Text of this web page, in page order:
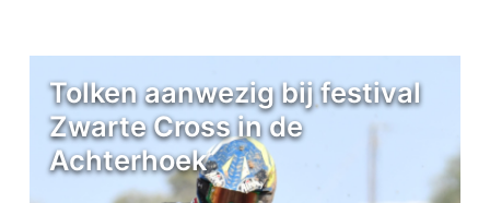
Tolken aanwezig bij festival
Zwarte Cross in de
Achterhoek